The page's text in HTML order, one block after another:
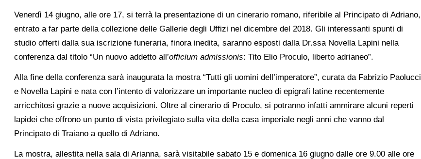
Venerdì 14 giugno, alle ore 17, si terrà la presentazione di un cinerario romano, riferibile al Principato di Adriano,
entrato a far parte della collezione delle Gallerie degli Uffizi nel dicembre del 2018. Gli interessanti spunti di
studio offerti dalla sua iscrizione funeraria, finora inedita, saranno esposti dalla Dr.ssa Novella Lapini nella
conferenza dal titolo “Un nuovo addetto all’officium admissionis: Tito Elio Proculo, liberto adrianeo”.
Alla fine della conferenza sarà inaugurata la mostra “Tutti gli uomini dell’imperatore”, curata da Fabrizio Paolucci
e Novella Lapini e nata con l’intento di valorizzare un importante nucleo di epigrafi latine recentemente
arricchitosi grazie a nuove acquisizioni. Oltre al cinerario di Proculo, si potranno infatti ammirare alcuni reperti
lapidei che offrono un punto di vista privilegiato sulla vita della casa imperiale negli anni che vanno dal
Principato di Traiano a quello di Adriano.
La mostra, allestita nella sala di Arianna, sarà visitabile sabato 15 e domenica 16 giugno dalle ore 9.00 alle ore